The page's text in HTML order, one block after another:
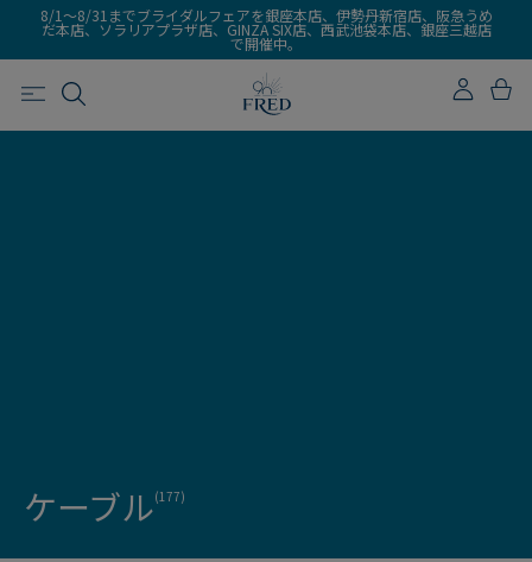
8/1～8/31までブライダルフェアを銀座本店、伊勢丹新宿店、阪急うめ
だ本店、ソラリアプラザ店、GINZA SIX店、西武池袋本店、銀座三越店
で開催中。
ケーブル(177)